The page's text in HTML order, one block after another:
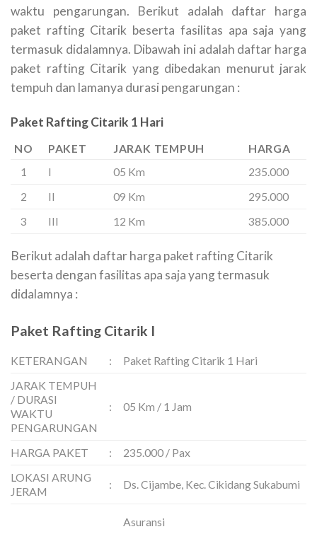
waktu pengarungan. Berikut adalah daftar harga
paket rafting Citarik beserta fasilitas apa saja yang
termasuk didalamnya. Dibawah ini adalah daftar harga
paket rafting Citarik yang dibedakan menurut jarak
tempuh dan lamanya durasi pengarungan :
Paket Rafting Citarik 1 Hari
NO PAKET JARAK TEMPUH
HARGA
1
I 05 Km
235.000
2
II 09 Km
295.000
3
III 12 Km 385.000
Berikut adalah daftar harga paket rafting Citarik
beserta dengan fasilitas apa saja yang termasuk
didalamnya :
Paket Rafting Citarik I
KETERANGAN :
Paket Rafting Citarik 1 Hari
JARAK TEMPUH
/ DURASI
WAKTU
PENGARUNGAN
: 05 Km / 1 Jam
HARGA PAKET :
235.000 / Pax
LOKASI ARUNG
JERAM
: Ds. Cijambe, Kec. Cikidang Sukabumi
Asuransi